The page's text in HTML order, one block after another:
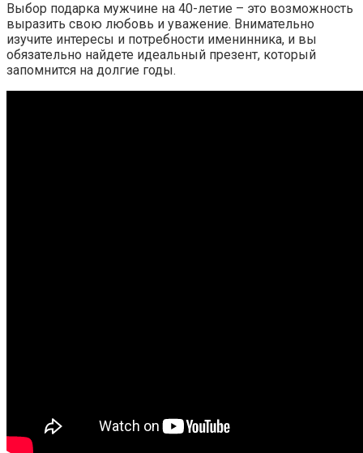
Выбор подарка мужчине на 40-летие – это возможность
выразить свою любовь и уважение. Внимательно
изучите интересы и потребности именинника, и вы
обязательно найдете идеальный презент, который
запомнится на долгие годы.